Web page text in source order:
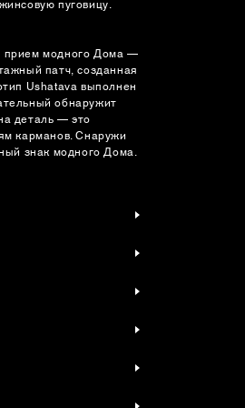
пуговицу.
прием модного Дома —
патч, созданная
Ushatava выполнен
обнаружит
деталь — это
карманов. Снаружи
знак модного Дома.